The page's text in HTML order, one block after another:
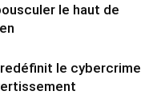
le haut de
redéfinit le cybercrime